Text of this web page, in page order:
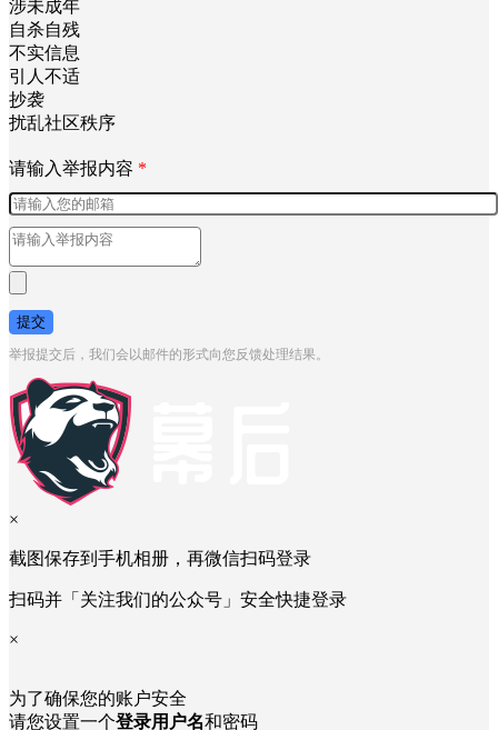
涉未成年
自杀自残
不实信息
引人不适
抄袭
扰乱社区秩序
请输入举报内容 *
提交
举报提交后，我们会以邮件的形式向您反馈处理结果。
×
截图保存到手机相册，再微信扫码登录
扫码并「关注我们的公众号」安全快捷登录
×
为了确保您的账户安全
请您设置一个登录用户名和密码